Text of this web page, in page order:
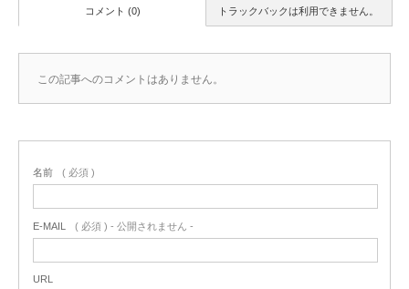
トラックバックは利用できません。
コメント (0)
この記事へのコメントはありません。
名前 ( 必須 )
E-MAIL ( 必須 ) - 公開されません -
URL